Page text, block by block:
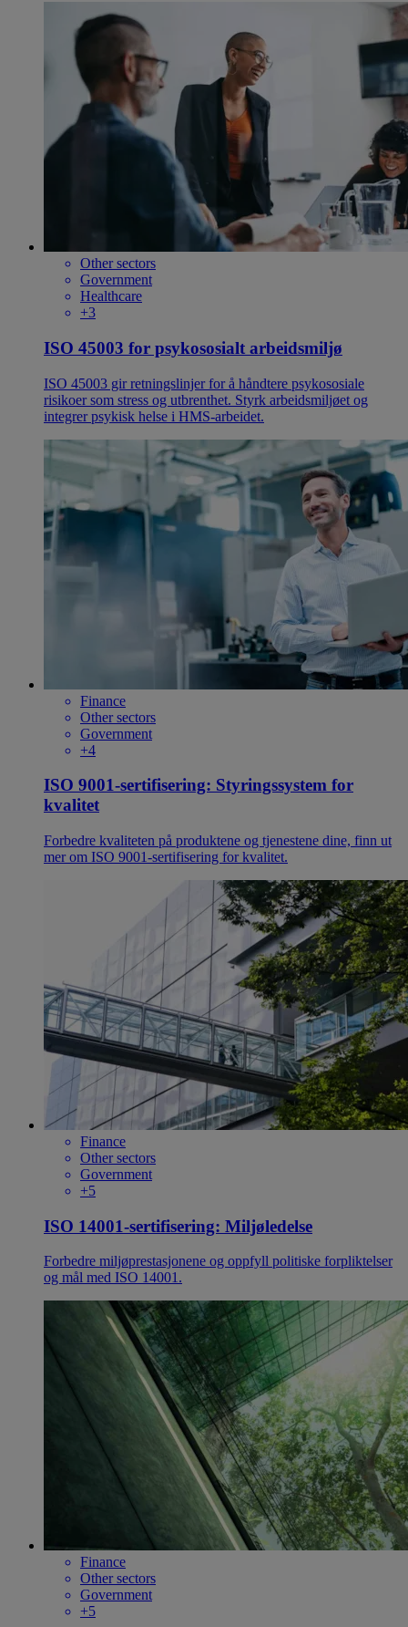
Other sectors
Government
Healthcare
+3
ISO 45003 for psykososialt arbeidsmiljø
ISO 45003 gir retningslinjer for å håndtere psykososiale
risikoer som stress og utbrenthet. Styrk arbeidsmiljøet og
integrer psykisk helse i HMS-arbeidet.
Finance
Other sectors
Government
+4
ISO 9001-sertifisering: Styringssystem for
kvalitet
Forbedre kvaliteten på produktene og tjenestene dine, finn ut
mer om ISO 9001-sertifisering for kvalitet.
Finance
Other sectors
Government
+5
ISO 14001-sertifisering: Miljøledelse
Forbedre miljøprestasjonene og oppfyll politiske forpliktelser
og mål med ISO 14001.
Finance
Other sectors
Government
+5